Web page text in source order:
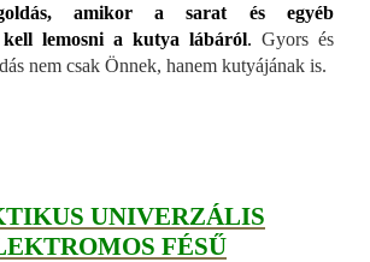
amikor a sarat és egyéb
kell lemosni a kutya lábáról. Gyors és
nem csak Önnek, hanem kutyájának is.
UNIVERZÁLIS
FÉSŰ